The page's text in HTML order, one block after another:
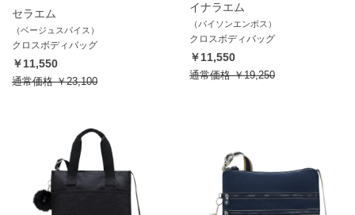
セラエム
（ベージュスパイス）
クロスボディバッグ
￥11,550
通常価格￥23,100
イナラエム
（パイソンエンボス）
クロスボディバッグ
￥11,550
通常価格￥19,250